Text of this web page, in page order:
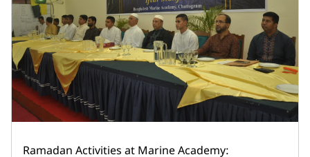
Ramadan Activities at Marine Academy: